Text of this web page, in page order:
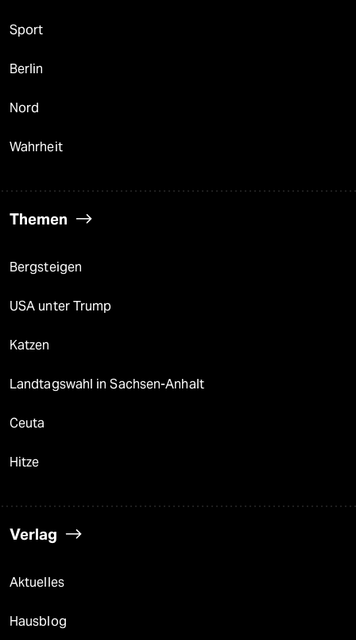
Sport
Berlin
Nord
Wahrheit
Themen
Bergsteigen
USA unter Trump
Katzen
Landtagswahl in Sachsen-Anhalt
Ceuta
Hitze
Verlag
Aktuelles
Hausblog